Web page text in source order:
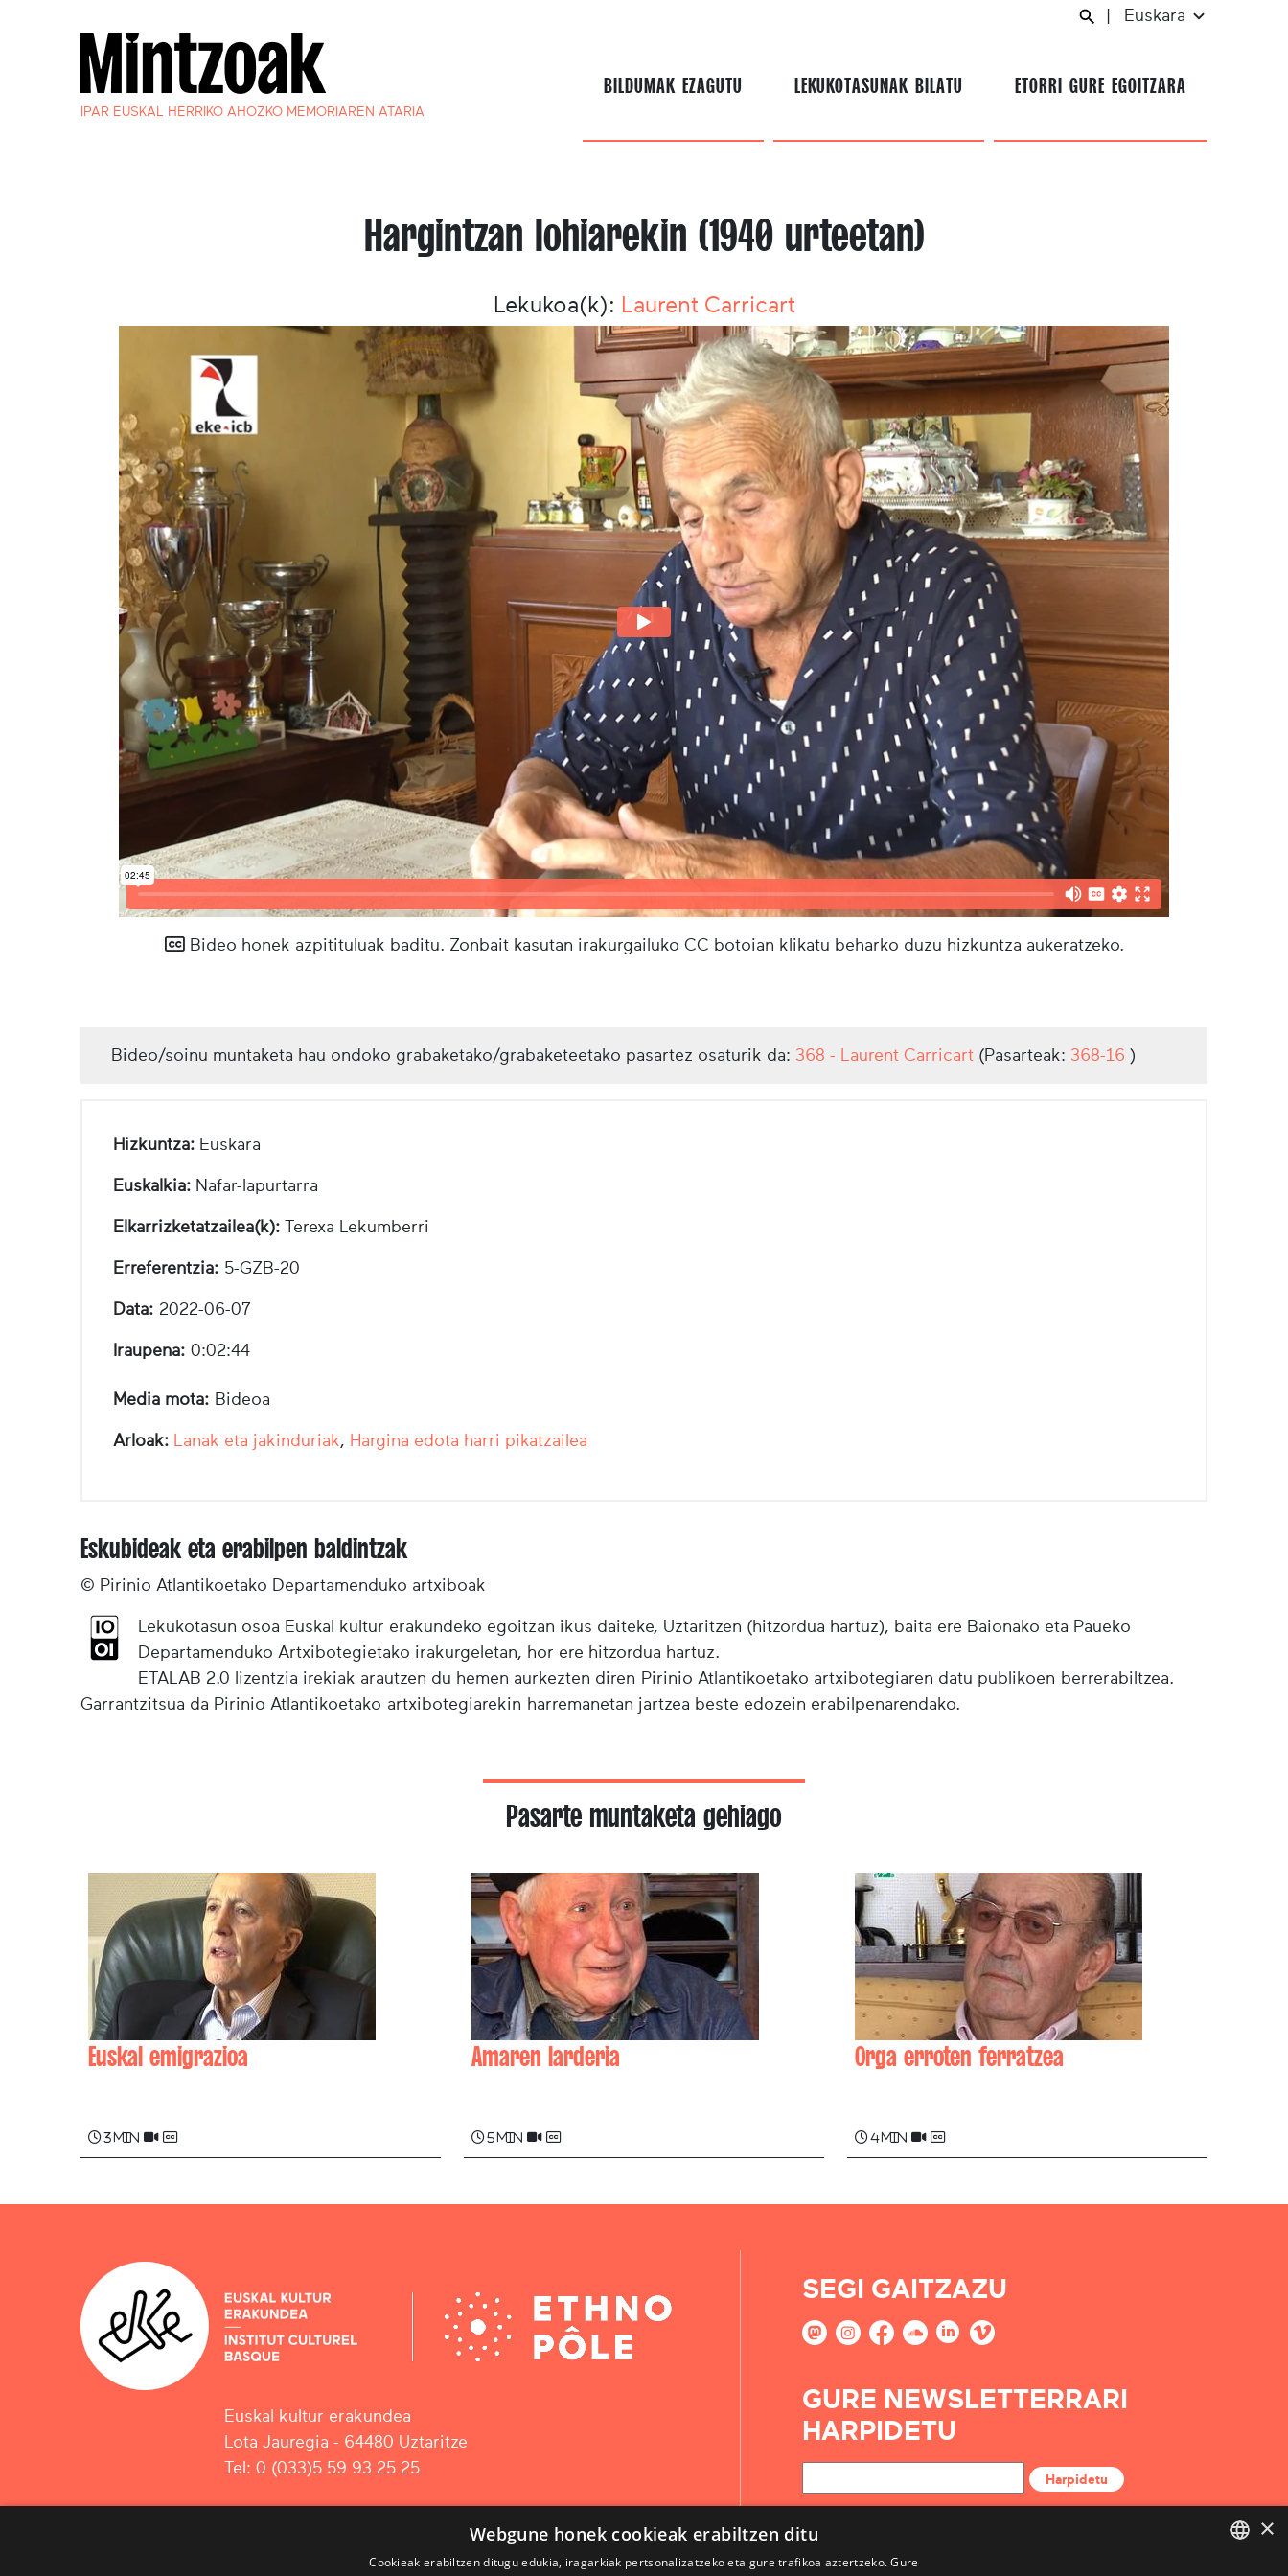
IPAR EUSKAL HERRIKO AHOZKO MEMORIAREN ATARIA
Euskara
BILDUMAK EZAGUTU LEKUKOTASUNAK BILATU ETORRI GURE EGOITZARA
Hargintzan lohiarekin (1940 urteetan)
Lekukoa(k): Laurent Carricart
Bideo honek azpitituluak baditu. Zonbait kasutan irakurgailuko CC botoian klikatu beharko duzu hizkuntza aukeratzeko.
Bideo/soinu muntaketa hau ondoko grabaketako/grabaketeetako pasartez osaturik da: 368 - Laurent Carricart (Pasarteak: 368-16 )
Hizkuntza: Euskara
Euskalkia: Nafar-lapurtarra
Elkarrizketatzailea(k): Terexa Lekumberri
Erreferentzia: 5-GZB-20
Data: 2022-06-07
Iraupena: 0:02:44
Media mota: Bideoa
Arloak: Lanak eta jakinduriak, Hargina edota harri pikatzailea
Eskubideak eta erabilpen baldintzak
© Pirinio Atlantikoetako Departamenduko artxiboak
Lekukotasun osoa Euskal kultur erakundeko egoitzan ikus daiteke, Uztaritzen (hitzordua hartuz), baita ere Baionako eta Paueko
Departamenduko Artxibotegietako irakurgeletan, hor ere hitzordua hartuz.
ETALAB 2.0 lizentzia irekiak arautzen du hemen aurkezten diren Pirinio Atlantikoetako artxibotegiaren datu publikoen berrerabiltzea.
Garrantzitsua da Pirinio Atlantikoetako artxibotegiarekin harremanetan jartzea beste edozein erabilpenarendako.
Pasarte muntaketa gehiago
Euskal emigrazioa
3 min
Amaren larderia
5 min
Orga erroten ferratzea
4 min
Euskal kultur erakundea
Lota Jauregia - 64480 Uztaritze
Tel: 0 (033)5 59 93 25 25
SEGI GAITZAZU
GURE NEWSLETTERRARI
HARPIDETU
Harpidetu
×
Webgune honek cookieak erabiltzen ditu
Cookieak erabiltzen ditugu edukia, iragarkiak pertsonalizatzeko eta gure trafikoa aztertzeko. Gure